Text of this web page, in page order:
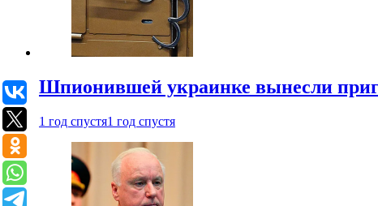
Шпионившей украинке вынесли
1 год спустя1 год спустя